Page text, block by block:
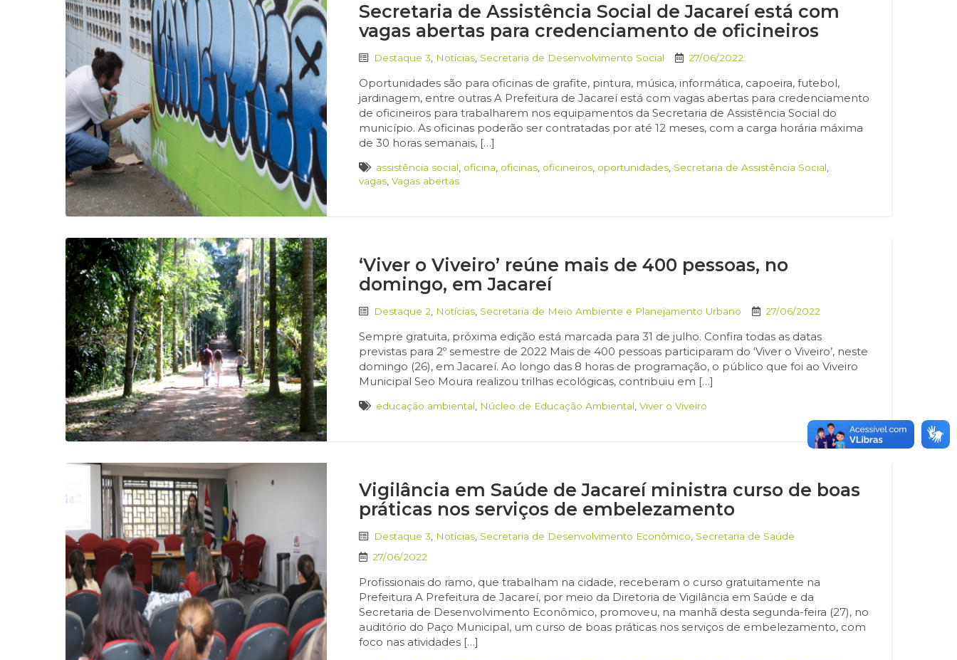
Secretaria de Assistência Social de Jacareí está com
vagas abertas para credenciamento de oficineiros
Destaque 3 Notícias, Secretaria de Desenvolvimento Social 27/06/2022
Oportunidades são para oficinas de grafite, pintura, música, informática, capoeira, futebol,
jardinagem, entre outras A Prefeitura de Jacareí está com vagas abertas para credenciamento
de oficineiros para trabalharem nos equipamentos da Secretaria de Assistência Social do
município. As oficinas poderão ser contratadas por até 12 meses, com a carga horária máxima
de 30 horas semanais, […]
assistência social oficina oficinas, oficineiros, oportunidades, Secretaria de Assistência Social
vagas, Vagas abertas
‘Viver o Viveiro’ reúne mais de 400 pessoas, no
domingo, em Jacareí
Destaque 2 Notícias, Secretaria de Meio Ambiente e Planejamento Urbano 27/06/2022
Sempre gratuita, próxima edição está marcada para 31 de julho. Confira todas as datas
previstas para 2º semestre de 2022 Mais de 400 pessoas participaram do ‘Viver o Viveiro’, neste
domingo (26), em Jacareí. Ao longo das 8 horas de programação, o público que foi ao Viveiro
Municipal Seo Moura realizou trilhas ecológicas, contribuiu em […]
educação ambiental Núcleo de Educação Ambiental Viver o Viveiro
Vigilância em Saúde de Jacareí ministra curso de boas
práticas nos serviços de embelezamento
Destaque 3 Notícias, Secretaria de Desenvolvimento Econômico Secretaria de Saúde
27/06/2022
Profissionais do ramo, que trabalham na cidade, receberam o curso gratuitamente na
Prefeitura A Prefeitura de Jacareí, por meio da Diretoria de Vigilância em Saúde e da
Secretaria de Desenvolvimento Econômico, promoveu, na manhã desta segunda-feira (27), no
auditório do Paço Municipal, um curso de boas práticas nos serviços de embelezamento, com
foco nas atividades […]